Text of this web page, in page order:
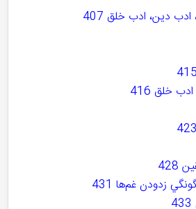
دين، ادب خلق 407
خلق 416
زدودن غم‌ها 431